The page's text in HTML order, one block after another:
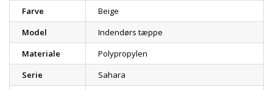
Farve
Beige
Model
Indendørs tæppe
Materiale
Polypropylen
Serie
Sahara